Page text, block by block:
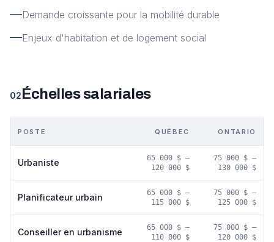
Demande croissante pour la mobilité durable
Enjeux d'habitation et de logement social
02Échelles salariales
POSTE QUÉBEC ONTARIO
Urbaniste 65 000 $ –
120 000 $
75 000 $ –
130 000 $
Planificateur urbain 65 000 $ –
115 000 $
75 000 $ –
125 000 $
Conseiller en urbanisme 65 000 $ –
110 000 $
75 000 $ –
120 000 $